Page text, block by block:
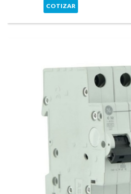
COTIZAR